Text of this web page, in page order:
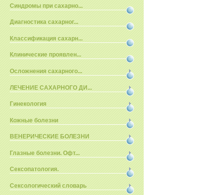
Синдромы при сахарно...
Диагностика сахарног...
Классификация сахарн...
Клинические проявлен...
Осложнения сахарного...
ЛЕЧЕНИЕ САХАРНОГО ДИ...
Гинекология
Кожные болезни
ВЕНЕРИЧЕСКИЕ БОЛЕЗНИ
Глазные болезни. Офт...
Сексопатология.
Сексологический словарь